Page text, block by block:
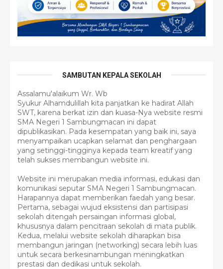
SAMBUTAN KEPALA SEKOLAH
Assalamu'alaikum Wr. Wb
Syukur Alhamdulillah kita panjatkan ke hadirat Allah
SWT, karena berkat izin dan kuasa-Nya website resmi
SMA Negeri 1 Sambungmacan ini dapat
dipublikasikan. Pada kesempatan yang baik ini, saya
menyampaikan ucapkan selamat dan penghargaan
yang setinggi-tingginya kepada team kreatif yang
telah sukses membangun website ini.
Website ini merupakan media informasi, edukasi dan
komunikasi seputar SMA Negeri 1 Sambungmacan.
Harapannya dapat memberikan faedah yang besar.
Pertama, sebagai wujud eksistensi dan partisipasi
sekolah ditengah persaingan informasi global,
khususnya dalam pencitraan sekolah di mata publik.
Kedua, melalui website sekolah diharapkan bisa
membangun jaringan (networking) secara lebih luas
untuk secara berkesinambungan meningkatkan
prestasi dan dedikasi untuk sekolah.